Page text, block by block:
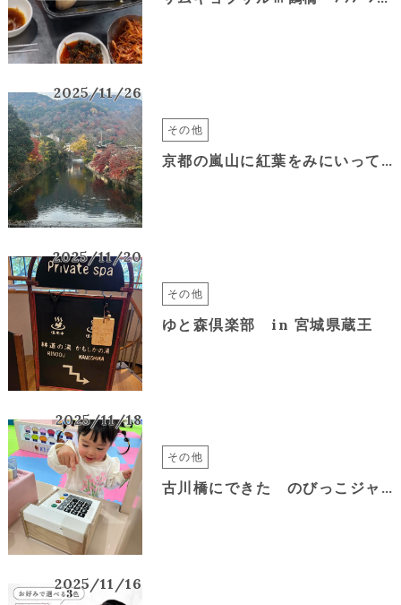
2025/11/26
その他
京都の嵐山に紅葉をみにいってきました
2025/11/20
その他
ゆと森倶楽部 in 宮城県蔵王
2025/11/18
その他
古川橋にできた のびっこジャンボ に遊びに行ってきました♪
2025/11/16